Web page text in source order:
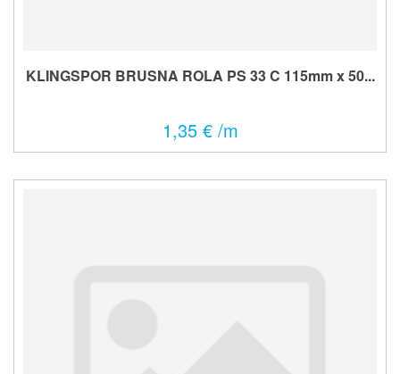
KLINGSPOR BRUSNA ROLA PS 33 C 115mm x 50...
1,35 € /m